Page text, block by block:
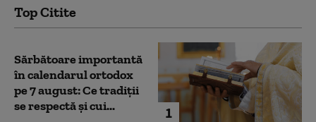
Top Citite
1
Sărbătoare importantă
în calendarul ortodox
pe 7 august: Ce tradiții
se respectă și cui...